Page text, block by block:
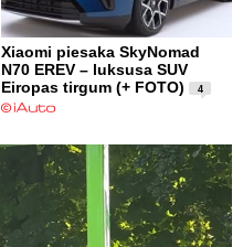
Xiaomi piesaka SkyNomad
N70 EREV – luksusa SUV
Eiropas tirgum (+ FOTO)
4